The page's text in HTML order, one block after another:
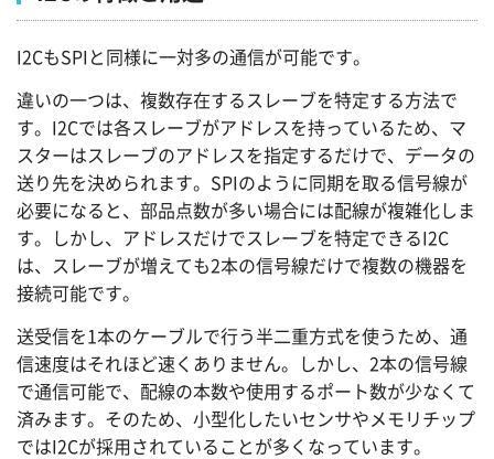
I2CもSPIと同様に一対多の通信が可能です。
違いの一つは、複数存在するスレーブを特定する方法で
す。I2Cでは各スレーブがアドレスを持っているため、マ
スターはスレーブのアドレスを指定するだけで、データの
送り先を決められます。SPIのように同期を取る信号線が
必要になると、部品点数が多い場合には配線が複雑化しま
す。しかし、アドレスだけでスレーブを特定できるI2C
は、スレーブが増えても2本の信号線だけで複数の機器を
接続可能です。
送受信を1本のケーブルで行う半二重方式を使うため、通
信速度はそれほど速くありません。しかし、2本の信号線
で通信可能で、配線の本数や使用するポート数が少なくて
済みます。そのため、小型化したいセンサやメモリチップ
ではI2Cが採用されていることが多くなっています。